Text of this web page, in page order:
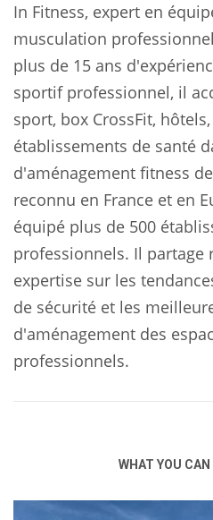
In Fitness, expert en
musculation
plus de 15 ans
sportif professionnel, il
sport, box CrossFit,
établissements de santé
d'aménagement fitness
reconnu en France et en
équipé plus de 500
professionnels. Il partage
expertise sur les
de sécurité et les
d'aménagement des
professionnels.
WHAT YOU